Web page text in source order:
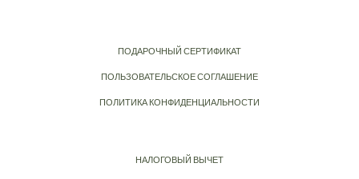
ПОДАРОЧНЫЙ СЕРТИФИКАТ
ПОЛЬЗОВАТЕЛЬСКОЕ СОГЛАШЕНИЕ
ПОЛИТИКА КОНФИДЕНЦИАЛЬНОСТИ
НАЛОГОВЫЙ ВЫЧЕТ